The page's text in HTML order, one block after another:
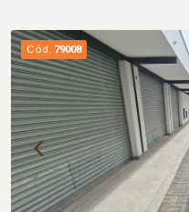
Cód. 79008